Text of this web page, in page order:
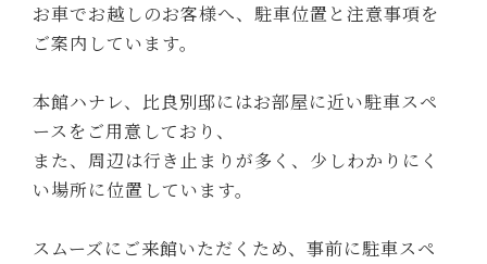
お車でお越しのお客様へ、駐車位置と注意事項を
ご案内しています。
本館ハナレ、比良別邸にはお部屋に近い駐車スペ
ースをご用意しており、
また、周辺は行き止まりが多く、少しわかりにく
い場所に位置しています。
スムーズにご来館いただくため、事前に駐車スペ